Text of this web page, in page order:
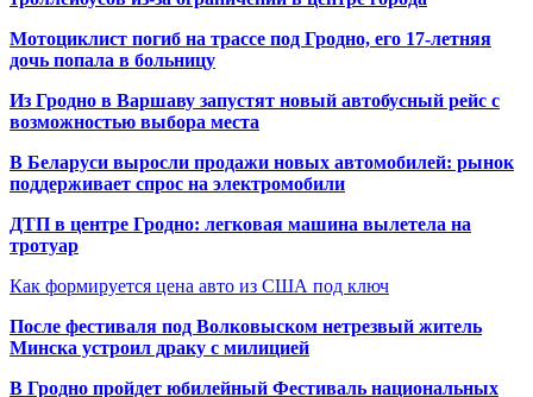
Мотоциклист погиб на трассе под Гродно, его 17-летняя
дочь попала в больницу
Из Гродно в Варшаву запустят новый автобусный рейс с
возможностью выбора места
В Беларуси выросли продажи новых автомобилей: рынок
поддерживает спрос на электромобили
ДТП в центре Гродно: легковая машина вылетела на
тротуар
Как формируется цена авто из США под ключ
После фестиваля под Волковыском нетрезвый житель
Минска устроил драку с милицией
В Гродно пройдет юбилейный Фестиваль национальных